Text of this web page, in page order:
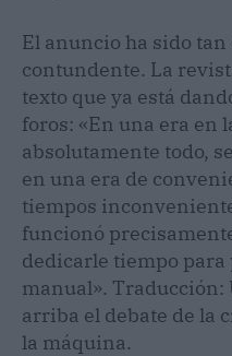
El anuncio ha sido tan
contundente. La
texto que ya está
foros: «En una era en
absolutamente todo,
en una era de
tiempos
funcionó
dedicarle tiempo
manual». Traducción:
arriba el debate de la
la máquina.